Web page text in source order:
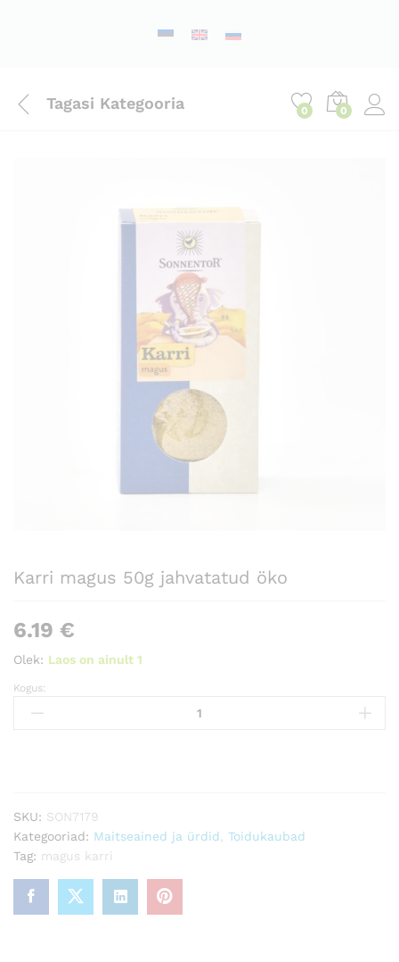
Tagasi Kategooria 0 0
Karri magus 50g jahvatatud öko
6.19 €
Olek: Laos on ainult 1
Karri
magus
Kogus:
SKU: SON7179
Kategooriad: Maitseained ja ürdid
Toidukaubad
Tag: magus karri